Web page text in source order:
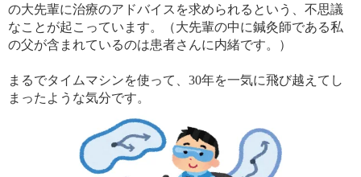
の大先輩に治療のアドバイスを求められるという、不思議
なことが起こっています。（大先輩の中に鍼灸師である私
の父が含まれているのは患者さんに内緒です。）
まるでタイムマシンを使って、30年を一気に飛び越えてし
まったような気分です。